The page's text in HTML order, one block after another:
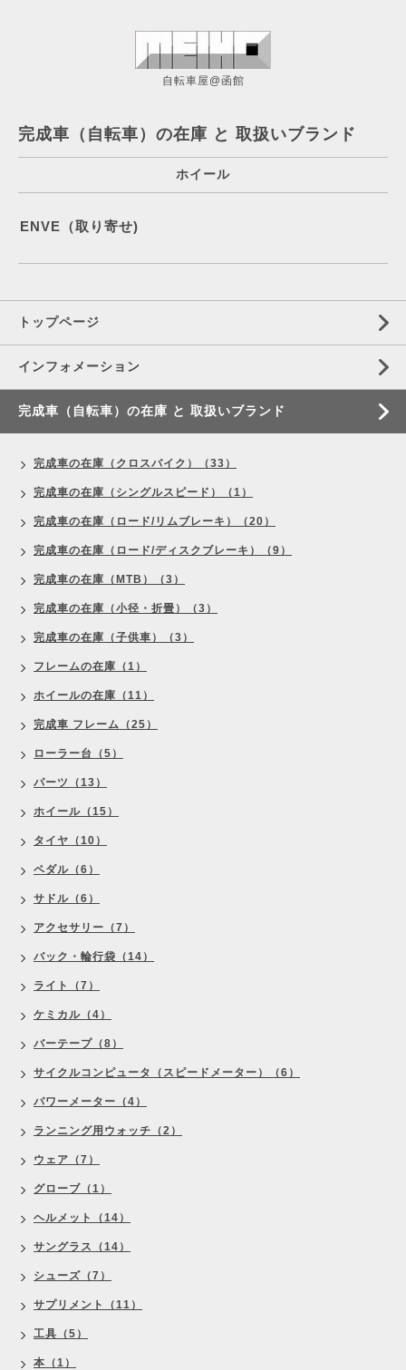
自転車屋@函館
完成車（自転車）の在庫 と 取扱いブランド
ホイール
ENVE（取り寄せ)
トップページ
インフォメーション
完成車（自転車）の在庫 と 取扱いブランド
完成車の在庫（クロスバイク）（33）
完成車の在庫（シングルスピード）（1）
完成車の在庫（ロード/リムブレーキ）（20）
完成車の在庫（ロード/ディスクブレーキ）（9）
完成車の在庫（MTB）（3）
完成車の在庫（小径・折畳）（3）
完成車の在庫（子供車）（3）
フレームの在庫（1）
ホイールの在庫（11）
完成車 フレーム（25）
ローラー台（5）
パーツ（13）
ホイール（15）
タイヤ（10）
ペダル（6）
サドル（6）
アクセサリー（7）
バック・輪行袋（14）
ライト（7）
ケミカル（4）
バーテープ（8）
サイクルコンピュータ（スピードメーター）（6）
パワーメーター（4）
ランニング用ウォッチ（2）
ウェア（7）
グローブ（1）
ヘルメット（14）
サングラス（14）
シューズ（7）
サプリメント（11）
工具（5）
本（1）